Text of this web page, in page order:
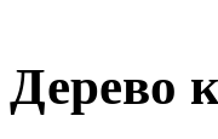
Дерево